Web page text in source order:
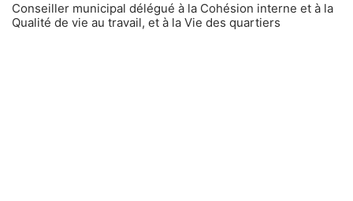
Conseiller municipal délégué à la Cohésion interne et à la
Qualité de vie au travail, et à la Vie des quartiers